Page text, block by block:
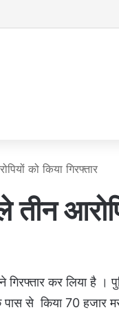
को किया गिरफ्तार
कर लिया है ।
से किया 70 हजार